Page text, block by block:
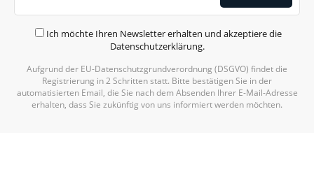
Ich möchte Ihren Newsletter erhalten und akzeptiere die
Datenschutzerklärung.
Alternative:
Aufgrund der EU-Datenschutzgrundverordnung (DSGVO) findet die
Registrierung in 2 Schritten statt. Bitte bestätigen Sie in der
automatisierten Email, die Sie nach dem Absenden Ihrer E-Mail-Adresse
erhalten, dass Sie zukünftig von uns informiert werden möchten.